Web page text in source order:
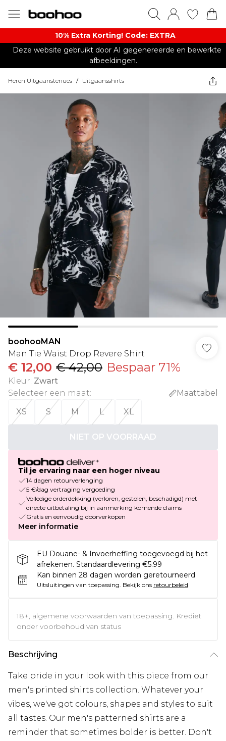
10% Extra Korting! Code: EXTRA​
Deze website gebruikt door AI gegenereerde en bewerkte
afbeeldingen.
Heren Uitgaanstenues / Uitgaansshirts
boohooMAN
Man Tie Waist Drop Revere Shirt
€ 12,00 € 42,00 Bespaar 71%
Kleur: Zwart
Selecteer een maat:
Maattabel
XS
S M L XL
NIET OP VOORRAAD
Til je ervaring naar een hoger niveau
14 dagen retourverlenging
5 €/dag vertraging vergoeding
Volledige orderdekking (verloren, gestolen, beschadigd) met
directe uitbetaling bij in aanmerking komende claims
Gratis en eenvoudig doorverkopen
Meer informatie
EU Douane- & Invoerheffing toegevoegd bij het
afrekenen. Standaardlevering €5.99
Kan binnen 28 dagen worden geretourneerd
Uitsluitingen van toepassing. Bekijk ons retourbeleid
18+, algemene voorwaarden van toepassing. Krediet
onder voorbehoud van status
Beschrijving
Take pride in your look with this piece from our
men's printed shirts collection. Whatever your
vibes, we've got colours, shapes and styles to suit
all tastes. Our men's patterned shirts are a
reminder that sometimes bolder is better. Don't